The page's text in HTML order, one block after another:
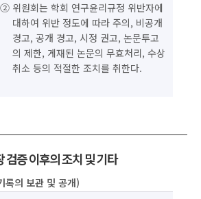
② 위원회는 학회 연구윤리규정 위반자에
대하여 위반 정도에 따라 주의, 비공개
경고, 공개 경고, 시정 권고, 논문투고
의 제한, 게재된 논문의 무효처리, 수상
취소 등의 적절한 조치를 취한다.
검증 이후의 조치 및 기타
록의 보관 및 공개)